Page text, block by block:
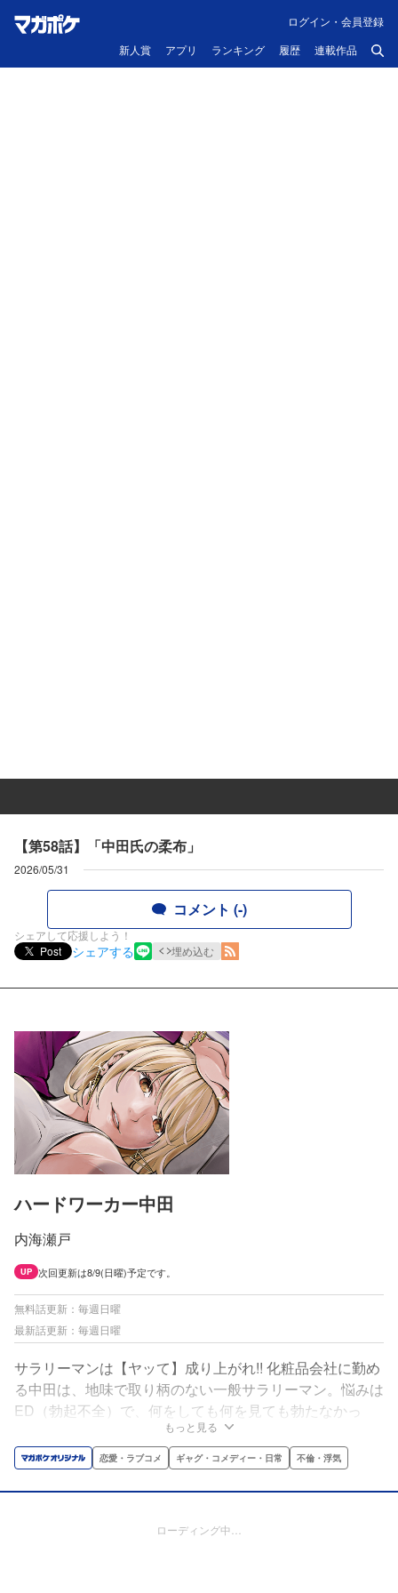
新人賞 アプリ ランキング 履歴 連載作品
ログイン・会員登録
【第58話】「中田氏の柔布」
2026/05/31
コメント (-)
シェアして応援しよう！
Post
シェアする 埋め込む
ハードワーカー中田
内海瀬戸
UP 次回更新は8/9(日曜)予定です。
無料話更新：毎週日曜
最新話更新：毎週日曜
サラリーマンは【ヤッて】成り上がれ!! 化粧品会社に勤め
る中田は、地味で取り柄のない一般サラリーマン。悩みは
ED（勃起不全）で、何をしても何を見ても勃たなかっ
た。そんなある日出社すると、超絶美人女上司・紅川とす
れ違い、一目惚れ。その瞬間、中田の男根は数年ぶりに直
立。中田は”男”になったのだ。それから、中田は仕事で才
覚をメキメキと発揮するようになり、ついには部下の女性
もっと見る
恋愛・ラブコメ ギャグ・コメディー・日常 不倫・浮気
ローディング中…